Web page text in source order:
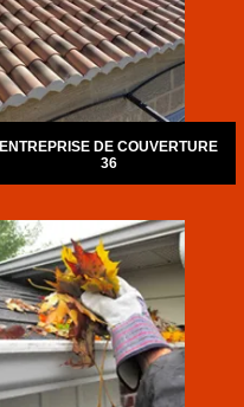
ENTREPRISE DE COUVERTURE
36